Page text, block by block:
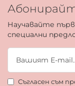
Научавайте
специални
Съгласен съм